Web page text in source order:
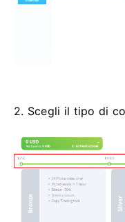
2. Scegli il tipo di